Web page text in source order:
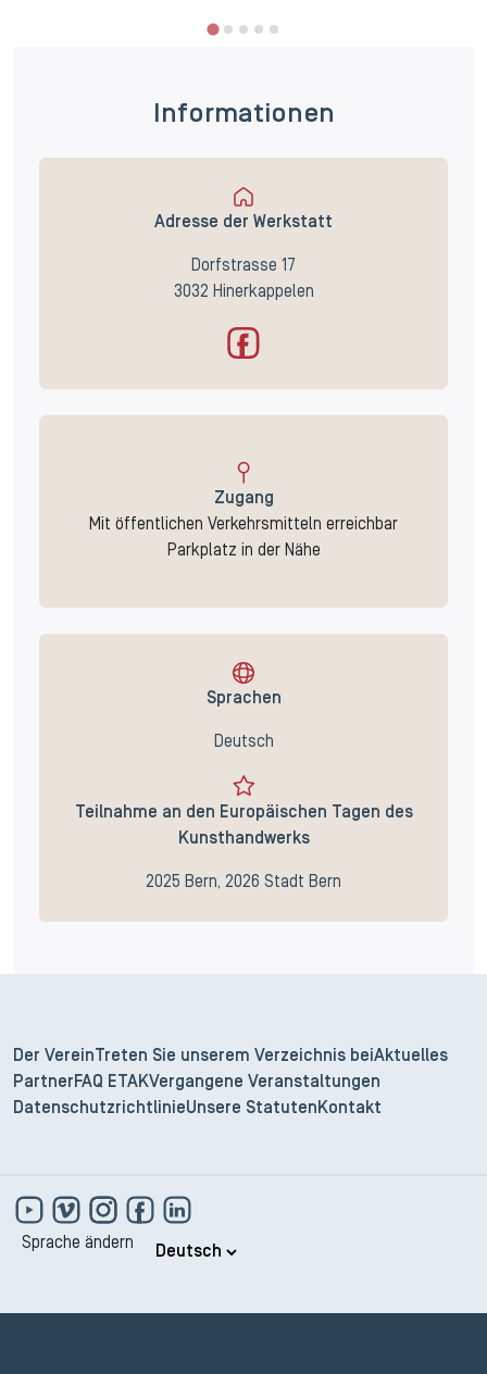
Informationen
Adresse der Werkstatt
Dorfstrasse 17
3032 Hinerkappelen
Zugang
Mit öffentlichen Verkehrsmitteln erreichbar
Parkplatz in der Nähe
Sprachen
Deutsch
Teilnahme an den Europäischen Tagen des
Kunsthandwerks
2025 Bern, 2026 Stadt Bern
Der Verein Treten Sie unserem Verzeichnis beiAktuelles
Partner FAQ ETAKVergangene Veranstaltungen
DatenschutzrichtlinieUnsere Statuten Kontakt
Sprache ändern